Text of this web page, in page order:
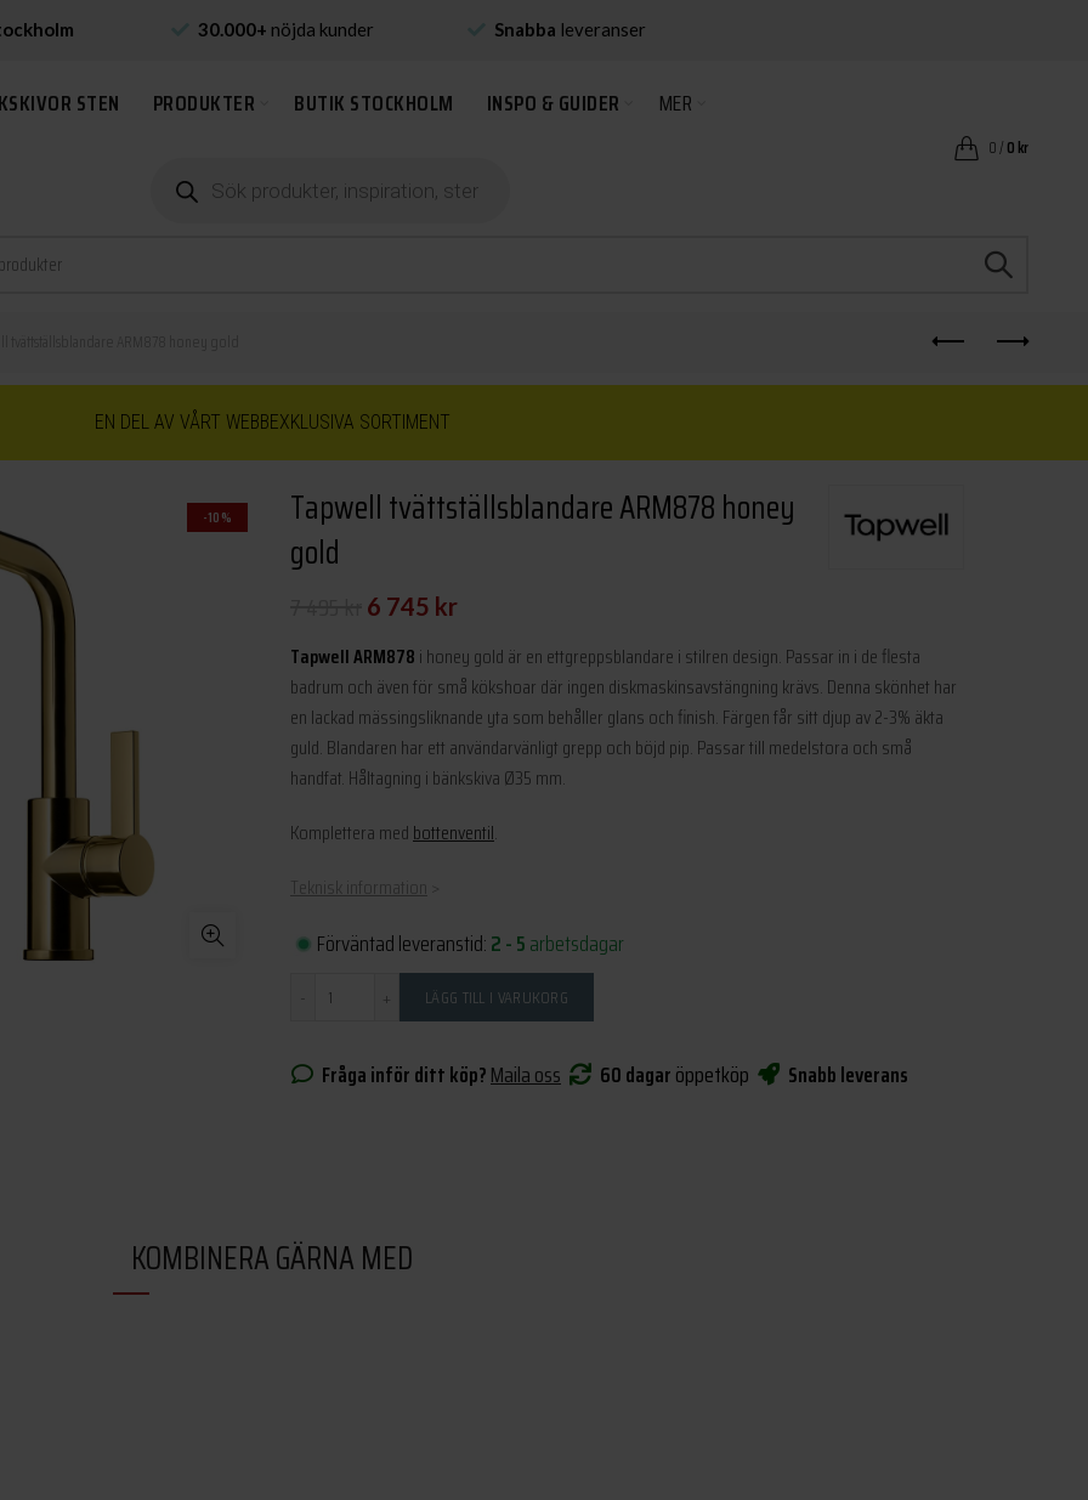
STEN PRODUKTER BUTIK STOCKHOLM INSPO & GUIDER MER
0/0kr
EN DEL AV VÅRT WEBBEXKLUSIVA SORTIMENT
-10%
Tapwell tvättställsblandare ARM878 honey
gold
Det
ursprungliga
priset
var:
7
495 kr.
6 745 krDet
nuvarande
priset
är:
6
Tapwell ARM878 i honey gold är en ettgreppsblandare i stilren design. Passar in i de flesta
badrum och även för små kökshoar där ingen diskmaskinsavstängning krävs. Denna skönhet har
en lackad mässingsliknande yta som behåller glans och finish. Färgen får sitt djup av 2-3% äkta
guld. Blandaren har ett användarvänligt grepp och böjd pip. Passar till medelstora och små
handfat. Håltagning i bänkskiva Ø35 mm.
Komplettera medbottenventil.
Teknisk information
Förväntad leveranstid:2 - 5arbetsdagar
LÄGG TILL I VARUKORG
Fråga inför ditt köp?Maila oss 60 dagaröppetköp Snabb leverans
KOMBINERA GÄRNA MED
30.000+ nöjda kunder Snabba leveranser